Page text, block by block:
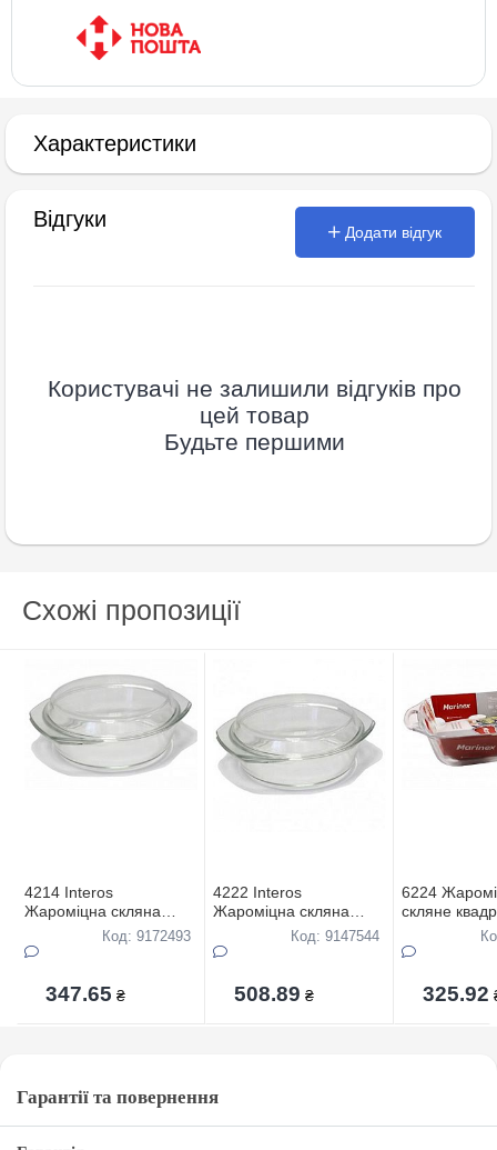
Характеристики
Відгуки
Додати відгук
Користувачі не залишили відгуків про
цей товар
Будьте першими
Схожі пропозиції
4214 Interos
Жароміцна скляна
каструля об`єм 2,5 л
Код: 9172493
347.65 ₴
4222 Interos
Жароміцна скляна
каструля об`єм 3,0 л
Код: 9147544
508.89 ₴
6224
скляне
з ручками
325.92
Гарантії та повернення